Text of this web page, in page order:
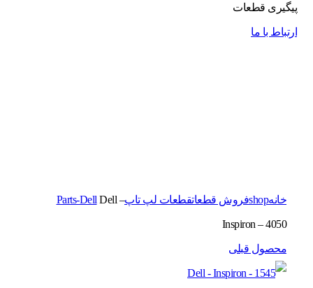
پیگیری قطعات
ارتباط با ما
خانهshopفروش قطعاتقطعات لپ تاپ Parts-Dell Dell –
Inspiron – 4050
محصول قبلی